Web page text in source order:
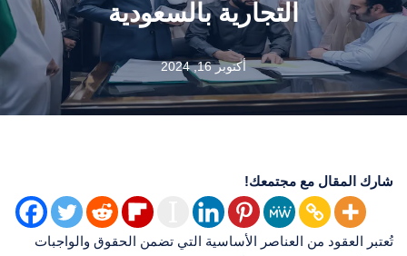
التجارية بالسعودية
أكتوبر 16, 2024
شارك المقال مع مجتمعك!
تُعتبر العقود من العناصر الأساسية التي تضمن الحقوق والواجبات